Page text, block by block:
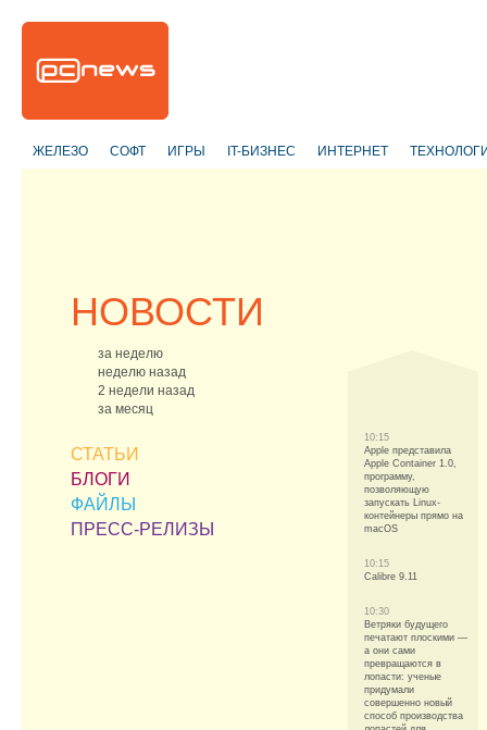
ЖЕЛЕЗО СОФТ ИГРЫ IT-БИЗНЕС ИНТЕРНЕТ
НОВОСТИ
за неделю
неделю назад
2 недели назад
за месяц
СТАТЬИ
БЛОГИ
ФАЙЛЫ
ПРЕСС-РЕЛИЗЫ
10:15
Apple представила
Apple Container 1.0,
программу,
позволяющую
запускать Linux-
контейнеры прямо на
macOS
10:15
Calibre 9.11
10:30
Ветряки будущего
печатают плоскими —
а они сами
превращаются в
лопасти: ученые
придумали
совершенно новый
способ производства